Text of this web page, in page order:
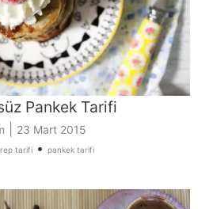
Pankek Tarifi
23 Mart 2015
tarifi• pankek tarifi